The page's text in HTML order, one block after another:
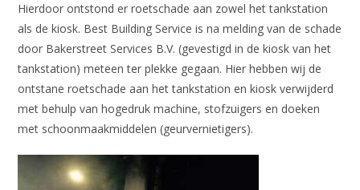
Hierdoor ontstond er roetschade aan zowel het tankstation
als de kiosk. Best Building Service is na melding van de schade
door Bakerstreet Services B.V. (gevestigd in de kiosk van het
tankstation) meteen ter plekke gegaan. Hier hebben wij de
ontstane roetschade aan het tankstation en kiosk verwijderd
met behulp van hogedruk machine, stofzuigers en doeken
met schoonmaakmiddelen (geurvernietigers).